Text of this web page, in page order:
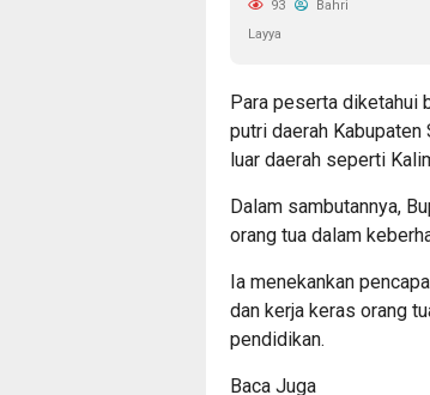
93
Bahri
Layya
Para peserta diketahui
putri daerah Kabupaten
luar daerah seperti
Dalam sambutannya,
orang tua dalam
Ia menekankan
dan kerja keras orang
pendidikan.
Baca Juga